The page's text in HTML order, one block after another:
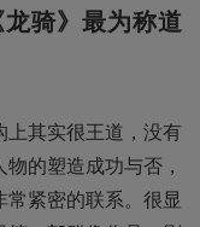
骑》最为称道
其实很王道，没有
的塑造成功与否，
紧密的联系。很显